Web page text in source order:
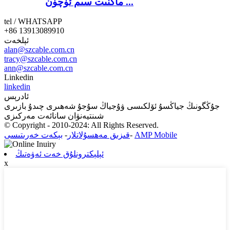
tel / WHATSAPP
+86 13913089910
ئېلخەت
alan@szcable.com.cn
tracy@szcable.com.cn
ann@szcable.com.cn
Linkedin
linkedin
ئادرېس
جۇڭگونىڭ جياڭسۇ ئۆلكىسى ۋۇجياڭ سۇجۇ شەھىرى چىدۇ بازىرى
شىنتيەنۋان سانائەت مەركىزى
© Copyright - 2010-2024: All Rights Reserved.
قىزىق مەھسۇلاتلار - بېكەت خەرىتىسى - AMP Mobile
ئېلېكترونلۇق خەت ئەۋەتىڭ
x